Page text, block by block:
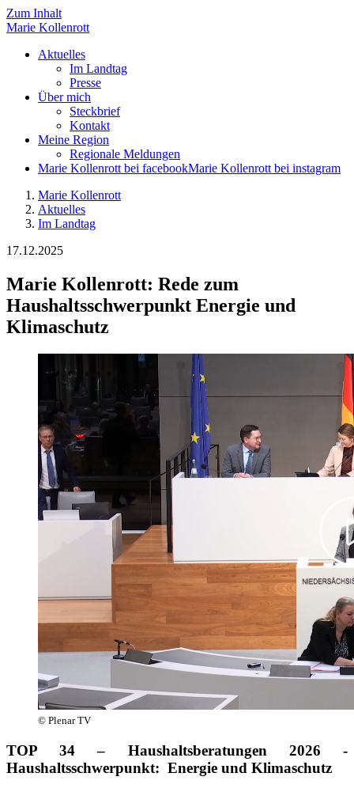
Zum Inhalt
Marie Kollenrott
Aktuelles
Im Landtag
Presse
Über mich
Steckbrief
Kontakt
Meine Region
Regionale Meldungen
Marie Kollenrott bei facebookMarie Kollenrott bei instagram
Marie Kollenrott
Aktuelles
Im Landtag
17.12.2025
Marie Kollenrott: Rede zum
Haushaltsschwerpunkt Energie und
Klimaschutz
© Plenar TV
TOP 34 – Haushaltsberatungen 2026 -
Haushaltsschwerpunkt: Energie und Klimaschutz